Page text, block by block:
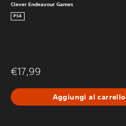
Clever Endeavour Games
PS4
€17,99
Aggiungi al carrello